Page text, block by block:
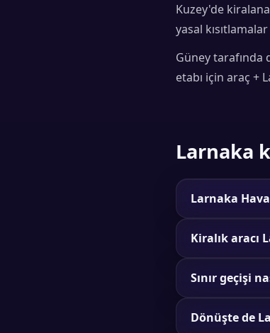
Kuzey'de
yasal
Güney tarafında
etabı için araç +
Larnaka
Larnaka
Kiralık aracı
Sınır geçişi
Dönüşte de